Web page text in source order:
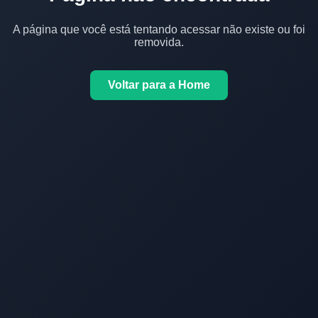
A página que você está tentando acessar não existe ou foi
removida.
Voltar para a Home